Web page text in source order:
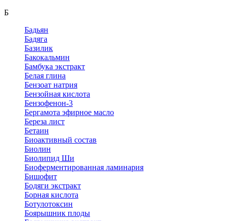
Б
Бадьян
Бадяга
Базилик
Бакокальмин
Бамбука экстракт
Белая глина
Бензоат натрия
Бензойная кислота
Бензофенон-3
Бергамота эфирное масло
Береза лист
Бетаин
Биоактивный состав
Биолин
Биолипид Ши
Биоферментированная ламинария
Бишофит
Бодяги экстракт
Борная кислота
Ботулотоксин
Боярышник плоды